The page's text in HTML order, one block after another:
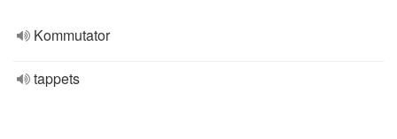
Kommutator
tappets